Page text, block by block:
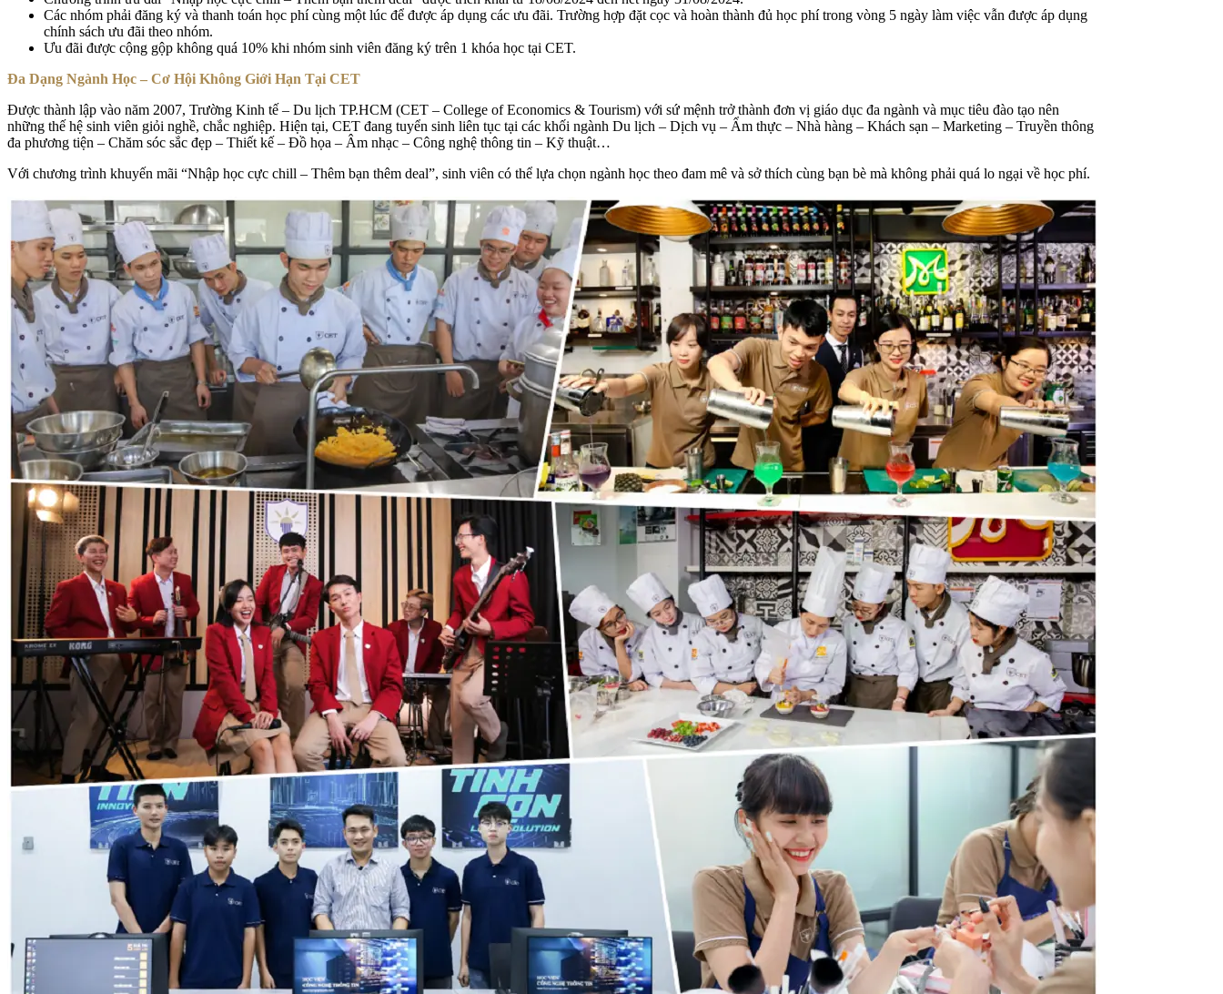
Các nhóm phải đăng ký và thanh toán học phí cùng một lúc để được áp dụng các ưu đãi. Trường hợp đặt cọc và hoàn thành đủ học phí trong vòng 5 ngày làm việc vẫn được áp dụng
chính sách ưu đãi theo nhóm.
Ưu đãi được cộng gộp không quá 10% khi nhóm sinh viên đăng ký trên 1 khóa học tại CET.
Đa Dạng Ngành Học – Cơ Hội Không Giới Hạn Tại CET
Được thành lập vào năm 2007, Trường Kinh tế – Du lịch TP.HCM (CET – College of Economics & Tourism) với sứ mệnh trở thành đơn vị giáo dục đa ngành và mục tiêu đào tạo nên
những thế hệ sinh viên giỏi nghề, chắc nghiệp. Hiện tại, CET đang tuyển sinh liên tục tại các khối ngành Du lịch – Dịch vụ – Ẩm thực – Nhà hàng – Khách sạn – Marketing – Truyền thông
đa phương tiện – Chăm sóc sắc đẹp – Thiết kế – Đồ họa – Âm nhạc – Công nghệ thông tin – Kỹ thuật…
Với chương trình khuyến mãi “Nhập học cực chill – Thêm bạn thêm deal”, sinh viên có thể lựa chọn ngành học theo đam mê và sở thích cùng bạn bè mà không phải quá lo ngại về học phí.